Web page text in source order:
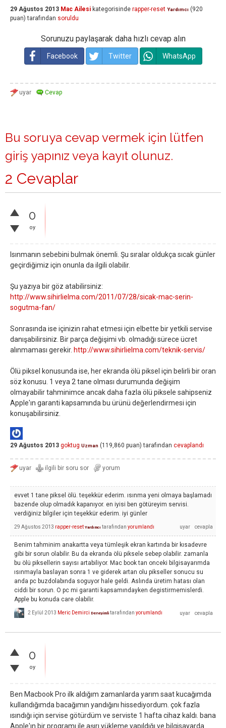
29 Ağustos 2013 Mac Ailesi kategorisinde rapper-reset Yardımcı (920
puan) tarafından soruldu
Sorunuzu paylaşarak daha hızlı cevap alın
Facebook Twitter WhatsApp
Bu soruya cevap vermek için lütfen
giriş yapınız veya kayıt olunuz.
2 Cevaplar
0
oy
Isınmanın sebebini bulmak önemli. Şu sıralar oldukça sıcak günler
geçirdiğimiz için onunla da ilgili olabilir.
Şu yazıya bir göz atabilirsiniz:
http://www.sihirlielma.com/2011/07/28/sicak-mac-serin-
sogutma-fan/
Sonrasında ise içinizin rahat etmesi için elbette bir yetkili servise
danışabilirsiniz. Bir parça değişimi vb. olmadığı sürece ücret
alınmaması gerekir. http://www.sihirlielma.com/teknik-servis/
Ölü piksel konusunda ise, her ekranda ölü piksel için belirli bir oran
söz konusu. 1 veya 2 tane olması durumunda değişim
olmayabilir tahminimce ancak daha fazla ölü piksele sahipseniz
Apple'ın garanti kapsamında bu ürünü değerlendirmesi için
konuşabilirsiniz.
29 Ağustos 2013 goktug Uzman (119,860 puan) tarafından cevaplandı
evvet 1 tane piksel ölü. teşekkür ederim. ısınma yeni olmaya başlamadı
bazende olup olmadık kapanıyor. en iyisi ben götüreyim servisi.
verdiğiniz bilgiler için teşekkür ederim. iyi günler
29 Ağustos 2013 rapper-reset Yardımcı tarafından yorumlandı
Benim tahminim anakartta veya tümleşik ekran kartında bir kısadevre
gibi bir sorun olabilir. Bu da ekranda ölü piksele sebep olabilir. zamanla
bu ölü piksellerin sayısı artabiliyor. Mac book tan onceki bilgisayarımda
ısınmayla baslayan sonra 1 ve giderek artan olu pikseller sonucu su
anda pc buzdolabında soguyor hale geldi. Aslında üretim hatası olan
ciddi bir sorun. O pc mi garanti kapsamındayken degistirmemislerdi.
Apple bu konuda care olabilir.
2 Eylül 2013 Meric Demirci Deneyimli tarafından yorumlandı
0
oy
Ben Macbook Pro ilk aldığım zamanlarda yarım saat kucağımda
kullandığımda bacağımın yandığını hissediyordum. çok fazla
ısındığı için servise götürdüm ve serviste 1 hafta cihaz kaldı. bana
Apple'ın bir programı ile aşırı yükleme yapıldığı ve bilgisayarda